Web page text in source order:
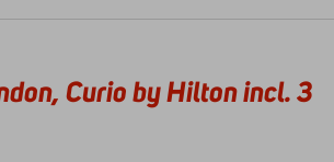
Curio by Hilton incl. 3